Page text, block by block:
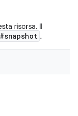
risorsa. Il
.